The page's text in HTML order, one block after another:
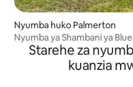
Nyumba huko Palmerton
Nyumba ya Shambani ya
Moto, Arcade na chaja ya EV
Starehe za
kuanzia